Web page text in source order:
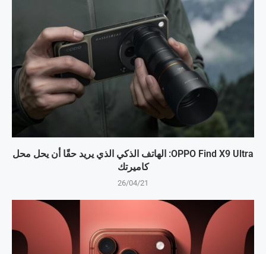
OPPO Find X9 Ultra: الهاتف الذكي الذي يريد حقًا أن يحل محل
كاميرتك
26/04/21